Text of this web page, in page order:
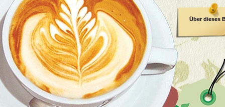
Über dieses